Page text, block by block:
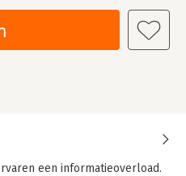
een informatieoverload.